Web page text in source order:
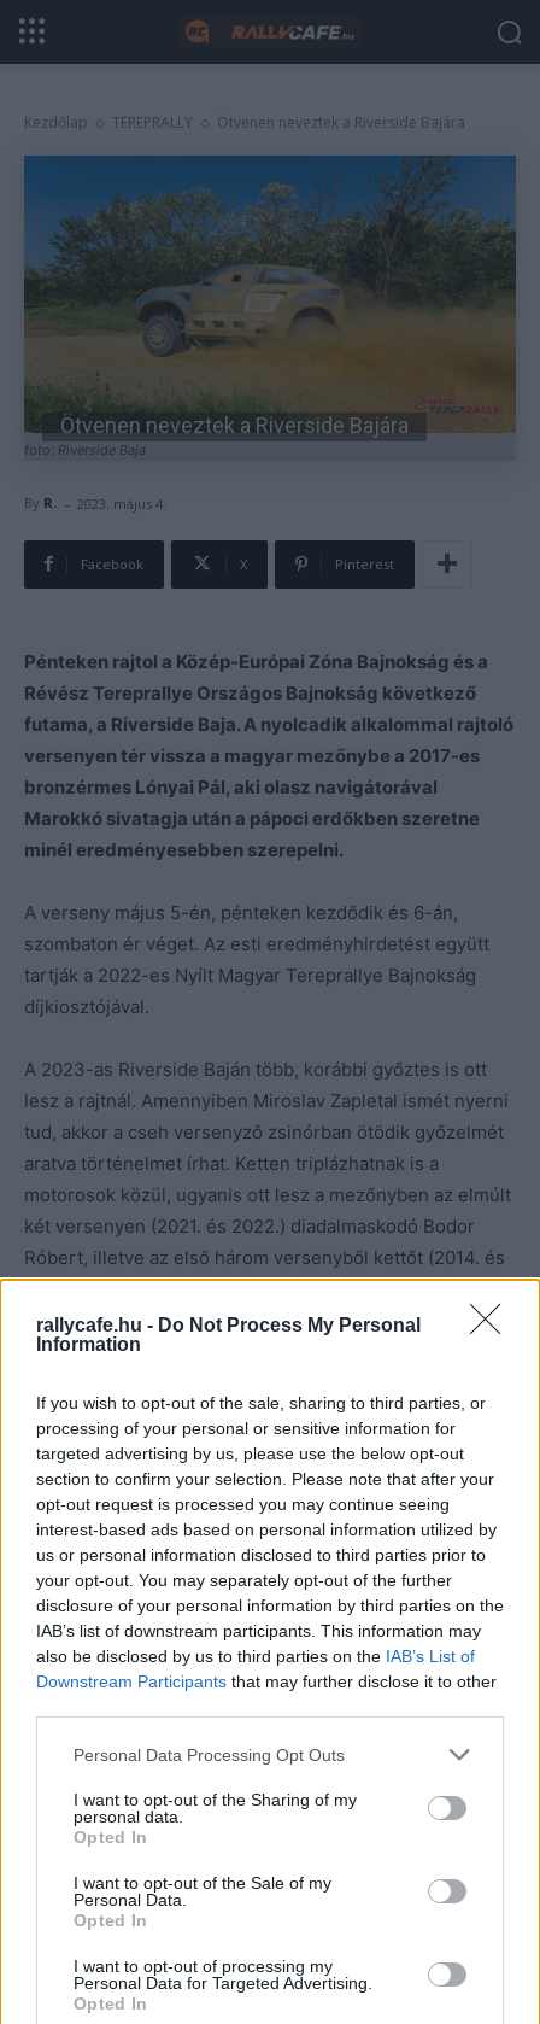
rallycafe.hu - Do Not Process My Personal
Information
If you wish to opt-out of the sale, sharing to third parties, or
processing of your personal or sensitive information for
targeted advertising by us, please use the below opt-out
section to confirm your selection. Please note that after your
opt-out request is processed you may continue seeing
interest-based ads based on personal information utilized by
us or personal information disclosed to third parties prior to
your opt-out. You may separately opt-out of the further
disclosure of your personal information by third parties on the
IAB’s list of downstream participants. This information may
also be disclosed by us to third parties on the IAB’s List of
Downstream Participants that may further disclose it to other
Please note that this website/app uses one or more Google
not limited to your visit or usage behaviour. You may click to
grant or deny consent to Google and its third-party tags to
use your data for below specified purposes in below Google
consent section.
Personal Data Processing Opt Outs
I want to opt-out of the Sharing of my
personal data.
Opted In
I want to opt-out of the Sale of my
Personal Data.
Opted In
I want to opt-out of processing my
Personal Data for Targeted Advertising.
Opted In
Kezdőlap TEREPRALLY Ötvenen neveztek a Riverside Bajára
foto: Riverside Baja
Ötvenen neveztek a Riverside Bajára
By R. - 2023. május 4.
Facebook X Pinterest
Pénteken rajtol a Közép-Európai Zóna Bajnokság és a
Révész Tereprallye Országos Bajnokság következő
futama, a Riverside Baja. A nyolcadik alkalommal rajtoló
versenyen tér vissza a magyar mezőnybe a 2017-es
bronzérmes Lónyai Pál, aki olasz navigátorával
Marokkó sivatagja után a pápoci erdőkben szeretne
minél eredményesebben szerepelni.
A verseny május 5-én, pénteken kezdődik és 6-án,
szombaton ér véget. Az esti eredményhirdetést együtt
tartják a 2022-es Nyílt Magyar Tereprallye Bajnokság
díjkiosztójával.
A 2023-as Riverside Baján több, korábbi győztes is ott
lesz a rajtnál. Amennyiben Miroslav Zapletal ismét nyerni
tud, akkor a cseh versenyző zsinórban ötödik győzelmét
aratva történelmet írhat. Ketten triplázhatnak is a
motorosok közül, ugyanis ott lesz a mezőnyben az elmúlt
két versenyen (2021. és 2022.) diadalmaskodó Bodor
Róbert, illetve az első három versenyből kettőt (2014. és
2017.) megnyerő Hodola Richárd.
Az autósok közt nevezett a 2017-ben a harmadik helyen
olasz Filippo Ippolito diktálja majd neki az itinert. Mint a
magyar pilóta elmondta, az idei szezont együtt csinálják
végig. Elsősorban az FIA Világkupa-sorozatára
koncentrálnak, de a Riverside Bajától kezdve valamennyi
magyar bajnoki futamon is rajthoz szeretnének állni.
Pápocra a marokkói sivatagból érkeznek, ahol az X-Raid
csapat Yamaháját próbálták ki, ott Somfai Mátyás volt
Lónyai navigátora.
„Nagyon szívesen jövünk el ide, mert ez a verseny
rajthoz, sőt, a hazai futamokon is ezzel fogunk indulni, de
a világkupa-futamokon még képlékeny minden. Egy
biztos, ha nem jön közbe semmilyen technikai gond,
akkor idén nagyon durva versenynaptárt teljesítünk
– mondta Lónyai Pál.